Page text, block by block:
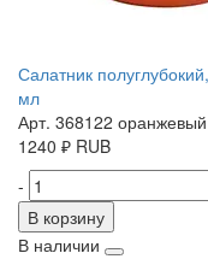
Салатник
мл
Арт. 368122 оранжевый
1240 ₽ RUB
-
В корзину
В наличии